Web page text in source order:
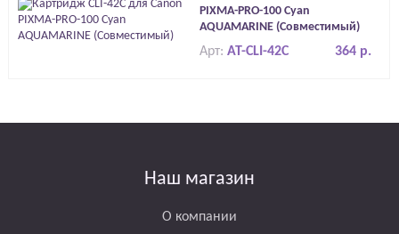
PIXMA-PRO-100 Cyan
AQUAMARINE (Совместимый)
364 р.
Арт:AT-CLI-42C
Наш магазин
О компании